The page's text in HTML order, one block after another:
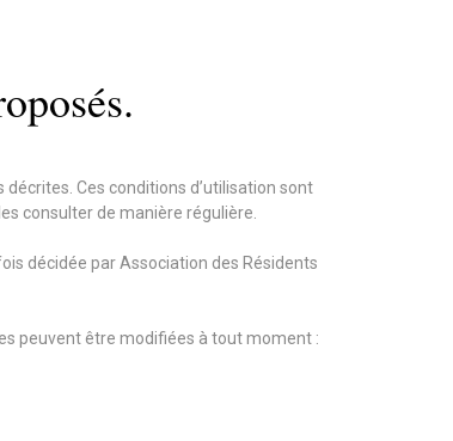
Ces conditions d’utilisation sont
consulter de manière régulière.
décidée par Association des Résidents
peuvent être modifiées à tout moment :